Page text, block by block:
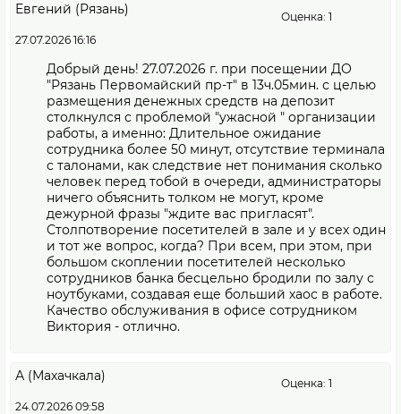
Евгений (Рязань)
Оценка: 1
27.07.2026 16:16
Добрый день! 27.07.2026 г. при посещении ДО
"Рязань Первомайский пр-т" в 13ч.05мин. с целью
размещения денежных средств на депозит
столкнулся с проблемой "ужасной " организации
работы, а именно: Длительное ожидание
сотрудника более 50 минут, отсутствие терминала
с талонами, как следствие нет понимания сколько
человек перед тобой в очереди, администраторы
ничего объяснить толком не могут, кроме
дежурной фразы "ждите вас пригласят".
Столпотворение посетителей в зале и у всех один
и тот же вопрос, когда? При всем, при этом, при
большом скоплении посетителей несколько
сотрудников банка бесцельно бродили по залу с
ноутбуками, создавая еще больший хаос в работе.
Качество обслуживания в офисе сотрудником
Виктория - отлично.
А (Махачкала)
Оценка: 1
24.07.2026 09:58